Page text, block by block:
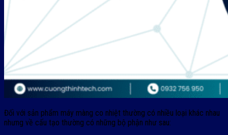
Đối với sản phẩm máy màng co nhiệt thường có nhiều loại khác nhau
nhưng về cấu tạo thường có những bộ phận như sau: